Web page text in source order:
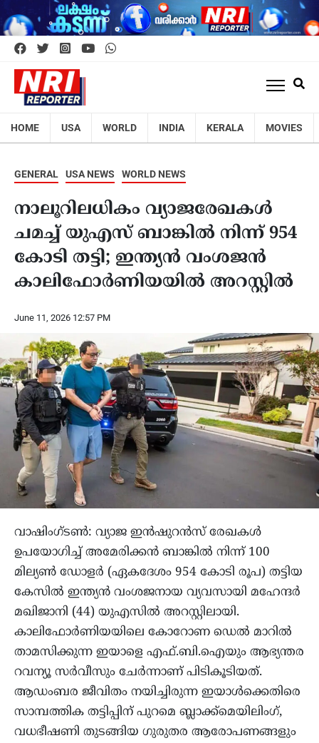
HOME USA WORLD INDIA KERALA MOVIES
GENERAL USA NEWS WORLD NEWS
നാലൂറിലധികം വ്യാജരേഖകൾ
ചമച്ച് യുഎസ് ബാങ്കിൽ നിന്ന് 954
കോടി തട്ടി; ഇന്ത്യൻ വംശജൻ
കാലിഫോർണിയയിൽ അറസ്റ്റിൽ
June 11, 2026 12:57 PM
വാഷിംഗ്ടൺ: വ്യാജ ഇൻഷുറൻസ് രേഖകൾ
ഉപയോഗിച്ച് അമേരിക്കൻ ബാങ്കിൽ നിന്ന് 100
മില്യൺ ഡോളർ (ഏകദേശം 954 കോടി രൂപ) തട്ടിയ
കേസിൽ ഇന്ത്യൻ വംശജനായ വ്യവസായി മഹേന്ദർ
മഖിജാനി (44) യുഎസിൽ അറസ്റ്റിലായി.
കാലിഫോർണിയയിലെ കോറോണ ഡെൽ മാറിൽ
താമസിക്കുന്ന ഇയാളെ എഫ്.ബി.ഐയും ആഭ്യന്തര
റവന്യൂ സർവീസും ചേർന്നാണ് പിടികൂടിയത്.
ആഡംബര ജീവിതം നയിച്ചിരുന്ന ഇയാൾക്കെതിരെ
സാമ്പത്തിക തട്ടിപ്പിന് പുറമെ ബ്ലാക്ക്‌മെയിലിംഗ്,
വധഭീഷണി തുടങ്ങിയ ഗുരുതര ആരോപണങ്ങളും